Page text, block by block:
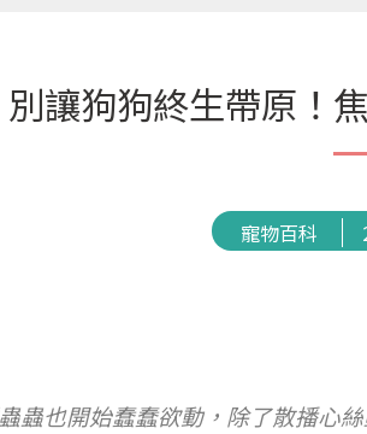
別讓狗狗終生帶原！
寵物百科
蟲也開始蠢蠢欲動，除了散播心